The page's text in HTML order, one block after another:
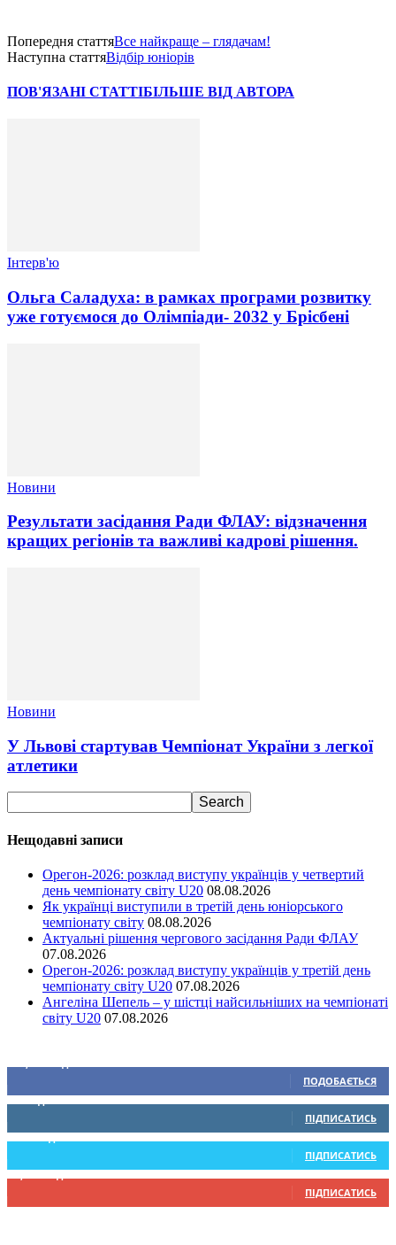
Попередня статтяВсе найкраще – глядачам!
Наступна статтяВідбір юніорів
ПОВ'ЯЗАНІ СТАТТІБІЛЬШЕ ВІД АВТОРА
Інтерв'ю
Ольга Саладуха: в рамках програми розвитку
уже готуємося до Олімпіади- 2032 у Брісбені
Новини
Результати засідання Ради ФЛАУ: відзначення
кращих регіонів та важливі кадрові рішення.
Новини
У Львові стартував Чемпіонат України з легкої
атлетики
Нещодавні записи
Орегон-2026: розклад виступу українців у четвертий
день чемпіонату світу U20 08.08.2026
Як українці виступили в третій день юніорського
чемпіонату світу 08.08.2026
Актуальні рішення чергового засідання Ради ФЛАУ
07.08.2026
Орегон-2026: розклад виступу українців у третій день
чемпіонату світу U20 07.08.2026
Ангеліна Шепель – у шістці найсильніших на чемпіонаті
світу U20 07.08.2026
ПОДОБАЄТЬСЯ
0 Підписників
ПІДПИСАТИСЬ
234 Підписників
ПІДПИСАТИСЬ
9,370 Підписників
ПІДПИСАТИСЬ